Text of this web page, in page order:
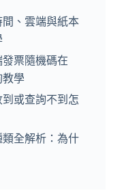
、雲端與紙本
票隨機碼在
教學
或查詢不到怎
全解析：為什